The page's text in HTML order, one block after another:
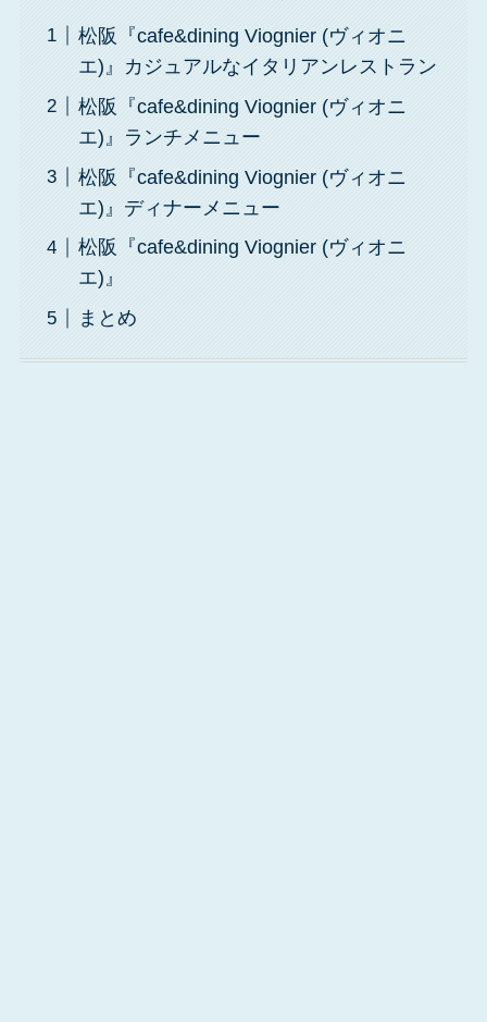
松阪『cafe&dining Viognier (ヴィオニ
エ)』カジュアルなイタリアンレストラン
松阪『cafe&dining Viognier (ヴィオニ
エ)』ランチメニュー
松阪『cafe&dining Viognier (ヴィオニ
エ)』ディナーメニュー
松阪『cafe&dining Viognier (ヴィオニ
エ)』
まとめ